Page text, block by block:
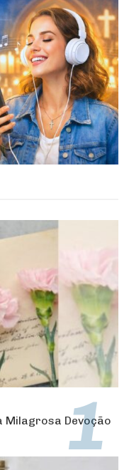
Milagrosa Devoção